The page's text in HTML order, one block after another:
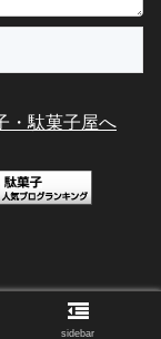
Rights Reserved.
sidebar